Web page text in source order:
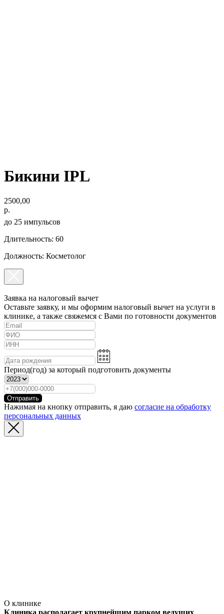
Бикини IPL
2500,00
р.
до 25 импульсов
Длительность: 60
Должность: Косметолог
Заявка на налоговый вычет
Оставьте заявку, и мы оформим налоговый вычет на услуги в
клинике, а также свяжемся с Вами по готовности документов
Период(год) за который подготовить документы
Отправить
Нажимая на кнопку отправить, я даю согласие на обработку
персональных данных
О клинике